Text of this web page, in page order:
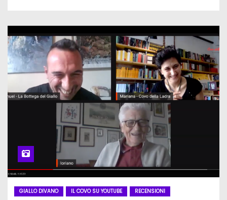
GIALLO DIVANO IL COVO SU YOUTUBE RECENSIONI